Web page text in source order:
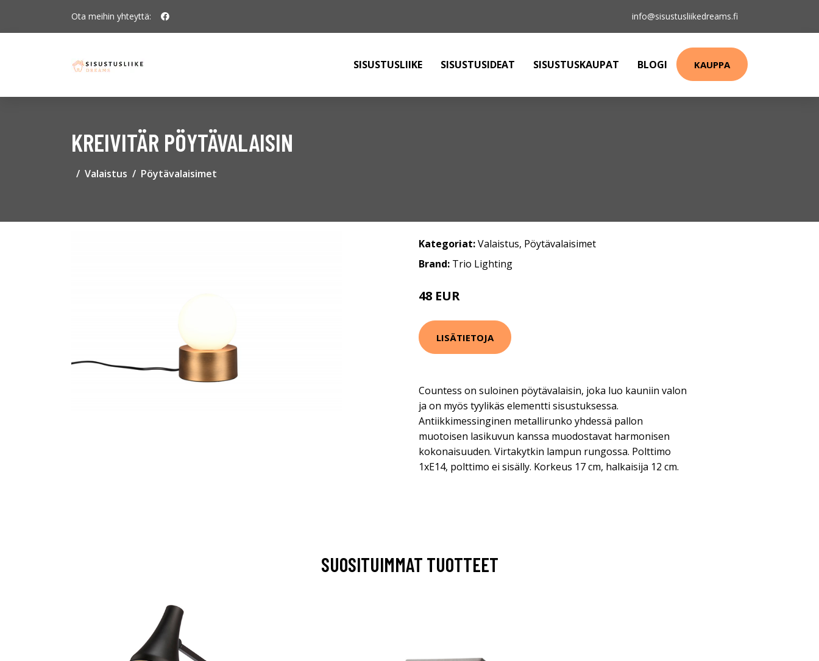
Ota meihin yhteyttä: info@sisustusliikedreams.fi
SISUSTUSLIIKE SISUSTUSIDEAT SISUSTUSKAUPAT BLOGI KAUPPA
KREIVITÄR PÖYTÄVALAISIN
Valaistus Pöytävalaisimet
Kategoriat:Valaistus, Pöytävalaisimet
Brand: Trio Lighting
48 EUR
LISÄTIETOJA
Countess on suloinen pöytävalaisin, joka luo kauniin valon
ja on myös tyylikäs elementti sisustuksessa.
Antiikkimessinginen metallirunko yhdessä pallon
muotoisen lasikuvun kanssa muodostavat harmonisen
kokonaisuuden. Virtakytkin lampun rungossa. Polttimo
1xE14, polttimo ei sisälly. Korkeus 17 cm, halkaisija 12 cm.
SUOSITUIMMAT TUOTTEET